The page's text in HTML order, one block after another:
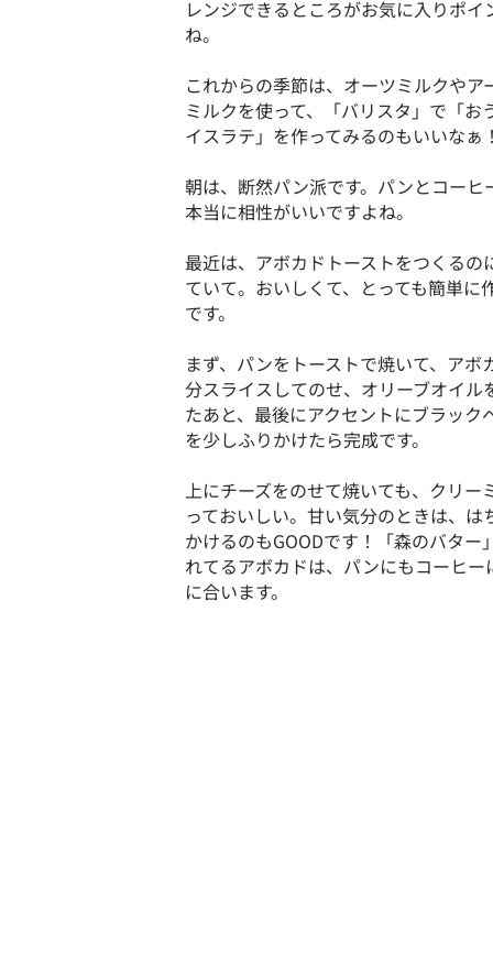
レンジできるところがお気に入りポイ
ね。
これからの季節は、オーツミルクやア
ミルクを使って、「バリスタ」で「お
イスラテ」を作ってみるのもいいなぁ
朝は、断然パン派です。パンとコーヒ
本当に相性がいいですよね。
最近は、アボカドトーストをつくるの
ていて。おいしくて、とっても簡単に
です。
まず、パンをトーストで焼いて、アボ
分スライスしてのせ、オリーブオイル
たあと、最後にアクセントにブラック
を少しふりかけたら完成です。
上にチーズをのせて焼いても、クリー
っておいしい。甘い気分のときは、は
かけるのもGOODです！「森のバター
れてるアボカドは、パンにもコーヒー
に合います。